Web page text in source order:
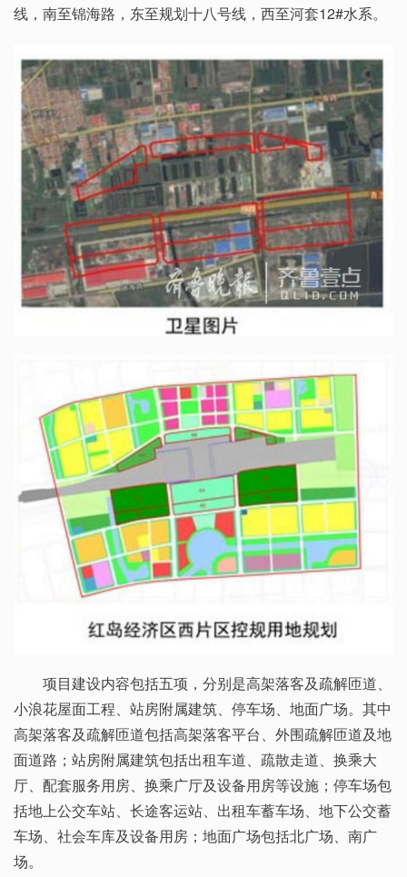
线，南至锦海路，东至规划十八号线，西至河套12#水系。
项目建设内容包括五项，分别是高架落客及疏解匝道、
小浪花屋面工程、站房附属建筑、停车场、地面广场。其中
高架落客及疏解匝道包括高架落客平台、外围疏解匝道及地
面道路；站房附属建筑包括出租车道、疏散走道、换乘大
厅、配套服务用房、换乘广厅及设备用房等设施；停车场包
括地上公交车站、长途客运站、出租车蓄车场、地下公交蓄
车场、社会车库及设备用房；地面广场包括北广场、南广
场。